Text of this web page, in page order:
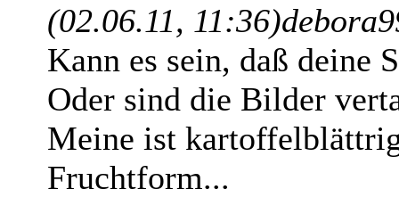
(02.06.11, 11:36)
Kann es sein, daß deine
Oder sind die Bilder
Meine ist
Fruchtform...